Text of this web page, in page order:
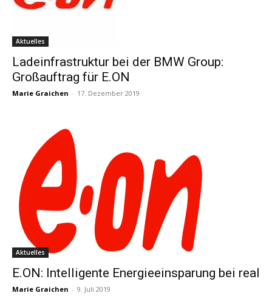
Aktuelles
Ladeinfrastruktur bei der BMW Group:
Großauftrag für E.ON
Marie Graichen - 17. Dezember 2019
Aktuelles
E.ON: Intelligente Energieeinsparung bei real
Marie Graichen - 9. Juli 2019